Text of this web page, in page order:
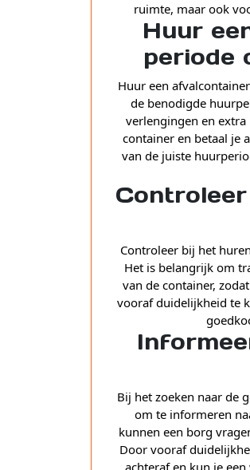
ruimte, maar ook
Huur
periode
Huur een
de benodigde
verlengingen en
container en betaal je
van de juiste
Controleer bij het
Het is belangrijk om
van de container,
vooraf duidelijkheid te
Bij het zoeken naar de
om te informeren
kunnen een borg
Door vooraf
achteraf en kun je